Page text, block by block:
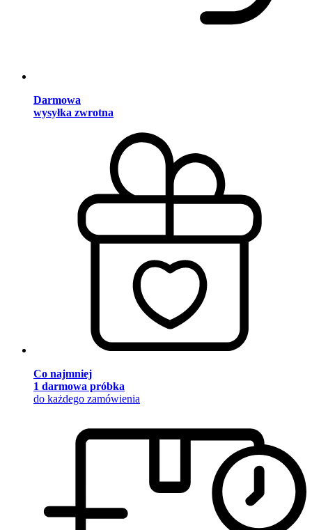
Darmowa
wysyłka zwrotna
Co najmniej
1 darmowa próbka
do każdego zamówienia